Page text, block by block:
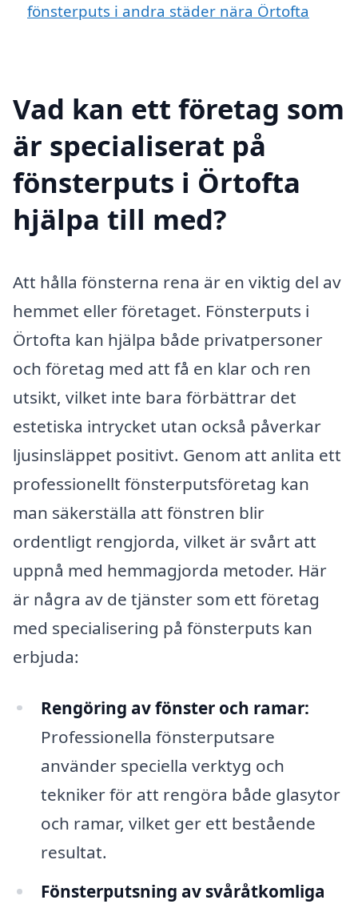
fönsterputs i andra städer nära Örtofta
Vad kan ett företag som
är specialiserat på
fönsterputs i Örtofta
hjälpa till med?
Att hålla fönsterna rena är en viktig del av
hemmet eller företaget. Fönsterputs i
Örtofta kan hjälpa både privatpersoner
och företag med att få en klar och ren
utsikt, vilket inte bara förbättrar det
estetiska intrycket utan också påverkar
ljusinsläppet positivt. Genom att anlita ett
professionellt fönsterputsföretag kan
man säkerställa att fönstren blir
ordentligt rengjorda, vilket är svårt att
uppnå med hemmagjorda metoder. Här
är några av de tjänster som ett företag
med specialisering på fönsterputs kan
erbjuda:
Rengöring av fönster och ramar:
Professionella fönsterputsare
använder speciella verktyg och
tekniker för att rengöra både glasytor
och ramar, vilket ger ett bestående
resultat.
Fönsterputsning av svåråtkomliga